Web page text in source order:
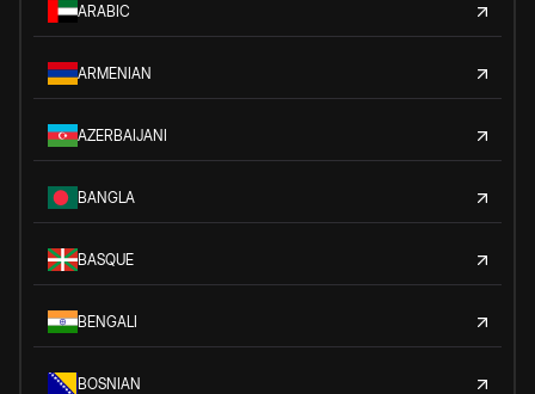
ARABIC
ARMENIAN
AZERBAIJANI
BANGLA
BASQUE
BENGALI
BOSNIAN